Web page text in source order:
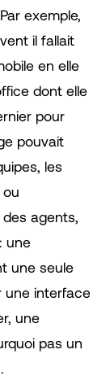
exemple,
il fallait
en elle
dont elle
pour
pouvait
les
des agents,
une
une seule
une interface
une
pas un